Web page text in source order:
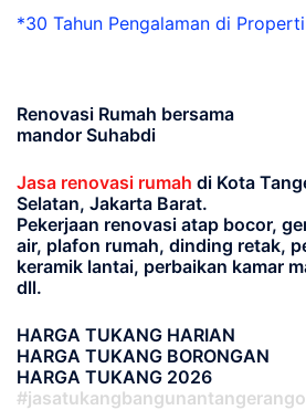
*30 Tahun Pengalaman di Properti
Renovasi Rumah bersama
mandor Suhabdi
Jasa renovasi rumah di Kota
Selatan, Jakarta Barat.
Pekerjaan renovasi atap bocor,
air, plafon rumah, dinding retak,
keramik lantai, perbaikan kamar
dll.
HARGA TUKANG HARIAN
HARGA TUKANG BORONGAN
HARGA TUKANG 2026